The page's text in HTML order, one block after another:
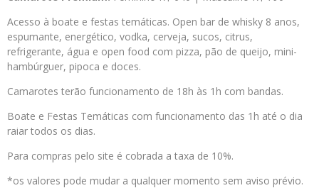
Acesso à boate e festas temáticas. Open bar de whisky 8 anos,
espumante, energético, vodka, cerveja, sucos, citrus,
refrigerante, água e open food com pizza, pão de queijo, mini-
hambúrguer, pipoca e doces.
Camarotes terão funcionamento de 18h às 1h com bandas.
Boate e Festas Temáticas com funcionamento das 1h até o dia
raiar todos os dias.
Para compras pelo site é cobrada a taxa de 10%.
*os valores pode mudar a qualquer momento sem aviso prévio.